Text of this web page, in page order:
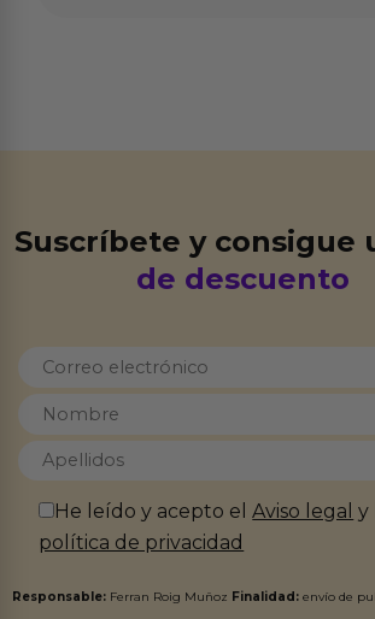
Suscríbete y consigue
de descuento
He leído y acepto elAviso legal y
política de privacidad
Responsable: Ferran Roig Muñoz Finalidad: envío de